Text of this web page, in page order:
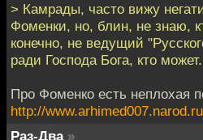
> Камрады, часто вижу
Фоменки, но, блин, не знаю,
конечно, не ведущий
ради Господа Бога, кто может.
Про Фоменко есть неплохая
http://
Раз-Два »